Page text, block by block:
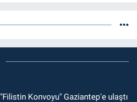
"Filistin Konvoyu" Gaziantep'e ulaştı